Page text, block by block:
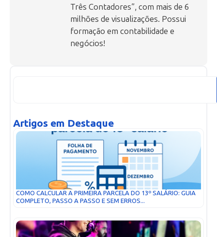
Três Contadores”, com mais de 6
milhões de visualizações. Possui
formação em contabilidade e
negócios!
Artigos em Destaque
COMO CALCULAR A PRIMEIRA PARCELA DO 13º SALÁRIO: GUIA
COMPLETO, PASSO A PASSO E SEM ERROS...